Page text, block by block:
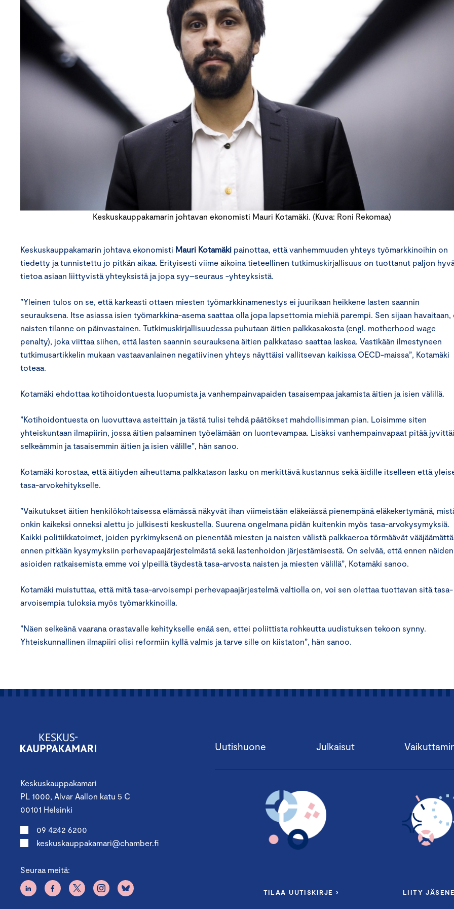
Keskuskauppakamarin johtavan ekonomisti Mauri Kotamäki. (Kuva: Roni Rekomaa)
Keskuskauppakamarin johtava ekonomisti Mauri Kotamäki painottaa, että vanhemmuuden yhteys työmarkkinoihin on
tiedetty ja tunnistettu jo pitkän aikaa. Erityisesti viime aikoina tieteellinen tutkimuskirjallisuus on tuottanut paljon
tietoa asiaan liittyvistä yhteyksistä ja jopa syy–seuraus -yhteyksistä.
”Yleinen tulos on se, että karkeasti ottaen miesten työmarkkinamenestys ei juurikaan heikkene lasten saannin
seurauksena. Itse asiassa isien työmarkkina-asema saattaa olla jopa lapsettomia miehiä parempi. Sen sijaan havaitaan,
naisten tilanne on päinvastainen. Tutkimuskirjallisuudessa puhutaan äitien palkkasakosta (engl. motherhood wage
penalty), joka viittaa siihen, että lasten saannin seurauksena äitien palkkataso saattaa laskea. Vastikään ilmestyneen
tutkimusartikkelin mukaan vastaavanlainen negatiivinen yhteys näyttäisi vallitsevan kaikissa OECD-maissa”, Kotamäki
toteaa.
Kotamäki ehdottaa kotihoidontuesta luopumista ja vanhempainvapaiden tasaisempaa jakamista äitien ja isien välillä.
”Kotihoidontuesta on luovuttava asteittain ja tästä tulisi tehdä päätökset mahdollisimman pian. Loisimme siten
yhteiskuntaan ilmapiirin, jossa äitien palaaminen työelämään on luontevampaa. Lisäksi vanhempainvapaat pitää
selkeämmin ja tasaisemmin äitien ja isien välille”, hän sanoo.
Kotamäki korostaa, että äitiyden aiheuttama palkkatason lasku on merkittävä kustannus sekä äidille itselleen että
tasa-arvokehitykselle.
”Vaikutukset äitien henkilökohtaisessa elämässä näkyvät ihan viimeistään eläkeiässä pienempänä eläkekertymänä,
onkin kaikeksi onneksi alettu jo julkisesti keskustella. Suurena ongelmana pidän kuitenkin myös tasa-arvokysymyksiä.
Kaikki politiikkatoimet, joiden pyrkimyksenä on pienentää miesten ja naisten välistä palkkaeroa törmäävät vääjäämättä
ennen pitkään kysymyksiin perhevapaajärjestelmästä sekä lastenhoidon järjestämisestä. On selvää, että ennen näiden
asioiden ratkaisemista emme voi ylpeillä täydestä tasa-arvosta naisten ja miesten välillä”, Kotamäki sanoo.
Kotamäki muistuttaa, että mitä tasa-arvoisempi perhevapaajärjestelmä valtiolla on, voi sen olettaa tuottavan sitä tasa-
arvoisempia tuloksia myös työmarkkinoilla.
”Näen selkeänä vaarana orastavalle kehitykselle enää sen, ettei poliittista rohkeutta uudistuksen tekoon synny.
Yhteiskunnallinen ilmapiiri olisi reformiin kyllä valmis ja tarve sille on kiistaton”, hän sanoo.
Keskuskauppakamari
PL 1000, Alvar Aallon katu 5 C
00101 Helsinki
09 4242 6200
keskuskauppakamari@chamber.fi
Seuraa meitä:
Uutishuone Julkaisut
TILAA UUTISKIRJE › LIITY